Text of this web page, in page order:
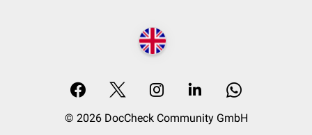
© 2026 DocCheck Community GmbH